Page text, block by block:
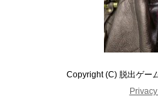
Copyright (C) 脱出ゲー